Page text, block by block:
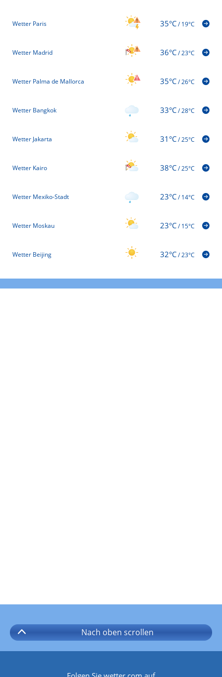
Wetter Paris 35°C/19°C
Wetter Madrid 36°C/23°C
Wetter Palma de Mallorca 35°C/26°C
Wetter Bangkok 33°C/28°C
Wetter Jakarta 31°C/25°C
Wetter Kairo 38°C/25°C
Wetter Mexiko-Stadt 23°C/14°C
Wetter Moskau 23°C/15°C
Wetter Beijing 32°C/23°C
Nach oben scrollen